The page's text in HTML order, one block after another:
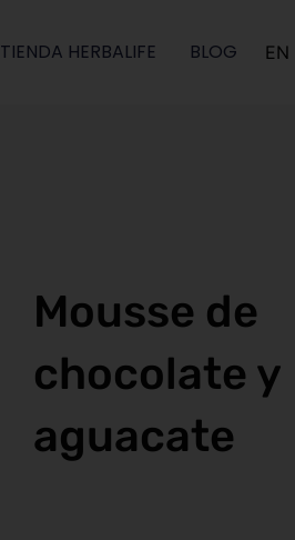
TIENDA HERBALIFE BLOG EN
Mousse de
chocolate y
aguacate